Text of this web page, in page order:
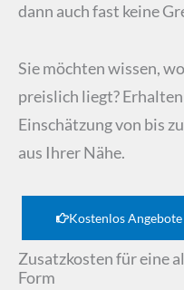
dann auch fast keine
Sie möchten wissen,
preislich liegt?
Einschätzung von bis
aus Ihrer Nähe.
Kostenlos
Zusatzkosten für eine
Form